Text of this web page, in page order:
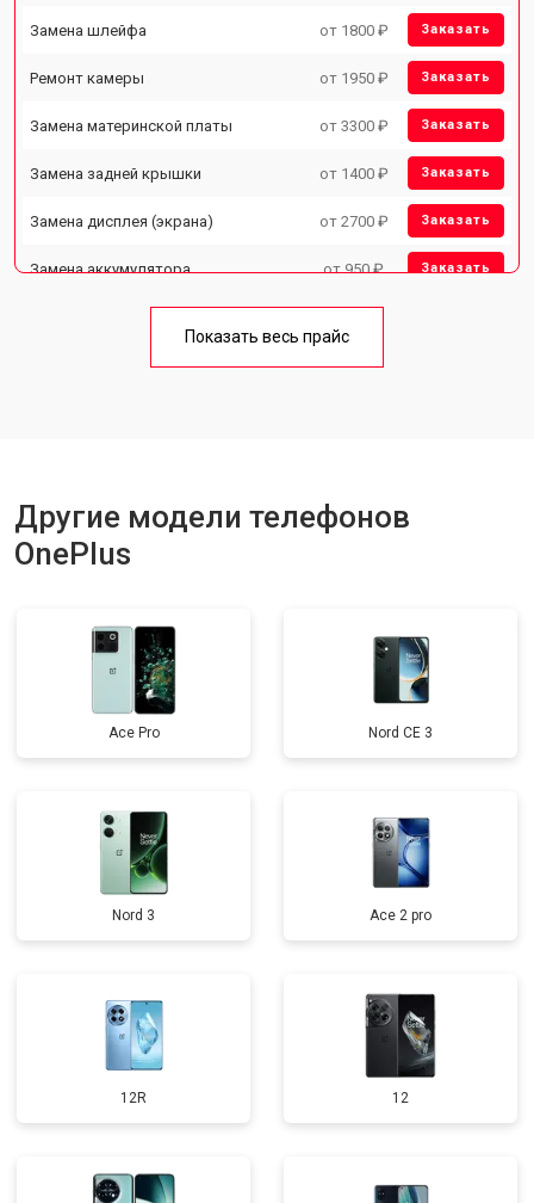
Замена шлейфа от 1800 ₽ Заказать
Ремонт камеры от 1950 ₽ Заказать
Замена материнской платы от 3300 ₽ Заказать
Замена задней крышки от 1400 ₽ Заказать
Замена дисплея (экрана) от 2700 ₽ Заказать
Замена аккумулятора от 950 ₽ Заказать
Ремонт цепи питания от 3200 ₽
Показать весь прайс
Другие модели телефонов
OnePlus
Ace Pro Nord CE 3
Nord 3 Ace 2 pro
12R 12